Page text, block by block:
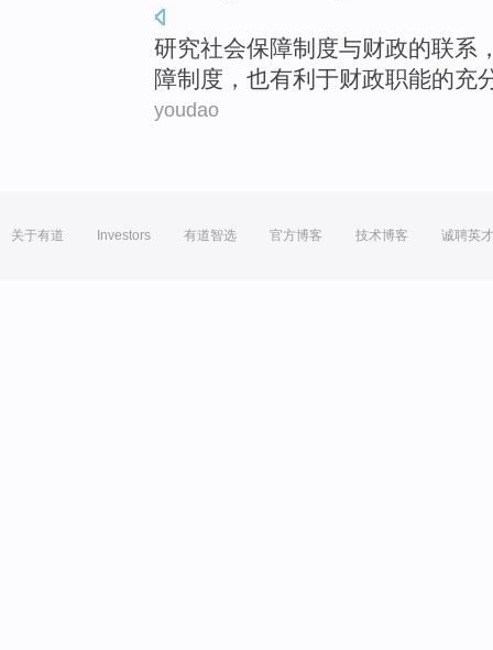
研究社会保障制度与财政的联系
障制度， 也有利于财政职能的充
youdao
关于有道 Investors 有道智选 官方博客 技术博客 诚聘英才